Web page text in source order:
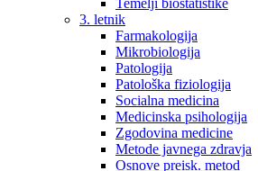
Temelji biostatistike
3. letnik
Farmakologija
Mikrobiologija
Patologija
Patološka fiziologija
Socialna medicina
Medicinska psihologija
Zgodovina medicine
Metode javnega zdravja
Osnove preisk. metod